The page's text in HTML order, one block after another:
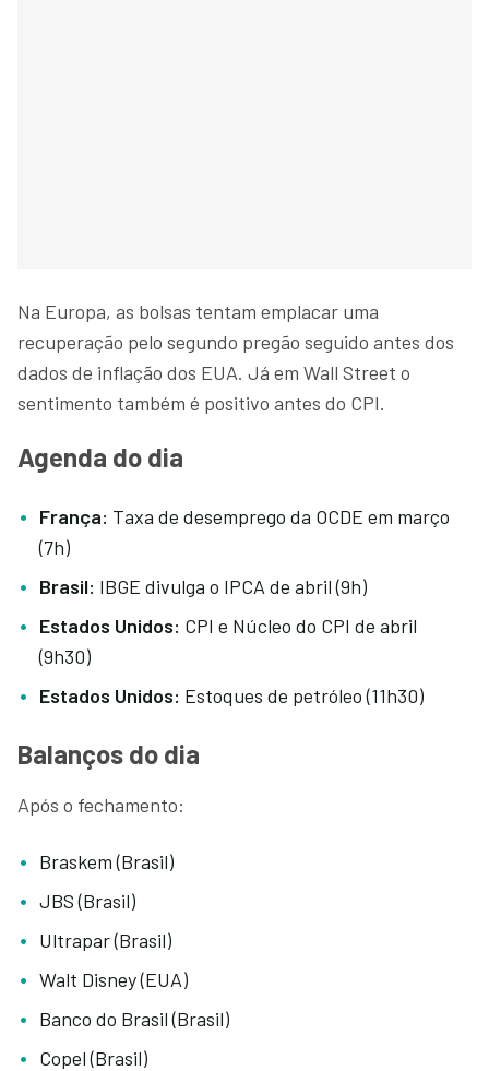
Na Europa, as bolsas tentam emplacar uma
recuperação pelo segundo pregão seguido antes dos
dados de inflação dos EUA. Já em Wall Street o
sentimento também é positivo antes do CPI.
Agenda do dia
França: Taxa de desemprego da OCDE em março
(7h)
Brasil: IBGE divulga o IPCA de abril (9h)
Estados Unidos: CPI e Núcleo do CPI de abril
(9h30)
Estados Unidos: Estoques de petróleo (11h30)
Balanços do dia
Após o fechamento:
Braskem (Brasil)
JBS (Brasil)
Ultrapar (Brasil)
Walt Disney (EUA)
Banco do Brasil (Brasil)
Copel (Brasil)